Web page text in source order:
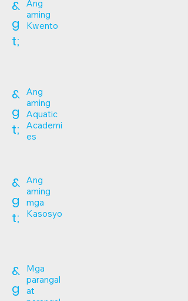
&
g
t;
Ang
aming
Kwento
&
g
t;
Ang
aming
Aquatic
Academi
es
&
g
t;
Ang
aming
mga
Kasosyo
&
g
Mga
parangal
at